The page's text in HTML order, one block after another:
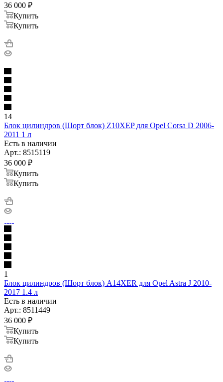
36 000 ₽
Купить
Купить
14
Блок цилиндров (Шорт блок) Z10XEP для Opel Corsa D 2006-
2011 1 л
Есть в наличии
Арт.: 8515119
36 000 ₽
Купить
Купить
1
Блок цилиндров (Шорт блок) A14XER для Opel Astra J 2010-
2017 1.4 л
Есть в наличии
Арт.: 8511449
36 000 ₽
Купить
Купить